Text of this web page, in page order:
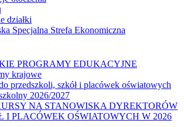
działki
Specjalna Strefa Ekonomiczna
PROGRAMY EDUKACYJNE
krajowe
przedszkoli, szkół i placówek oświatowych
2026/2027
NA STANOWISKA DYREKTORÓW
I PLACÓWEK OŚWIATOWYCH W 2026